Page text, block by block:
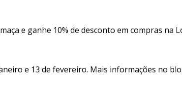
e ganhe 10% de desconto em compras na
e 13 de fevereiro. Mais informações no